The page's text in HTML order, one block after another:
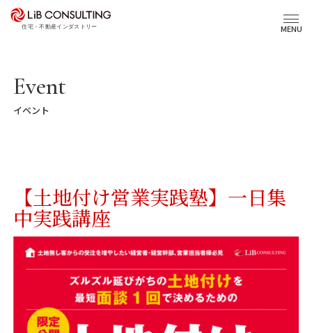
MENU
プロジェクト事例
エキスパート
事業本部理念
会社概要
03-6281-9596
資料請求 最新セミナー
Event
イベント
【土地付け営業実践塾】一日集
中実践講座